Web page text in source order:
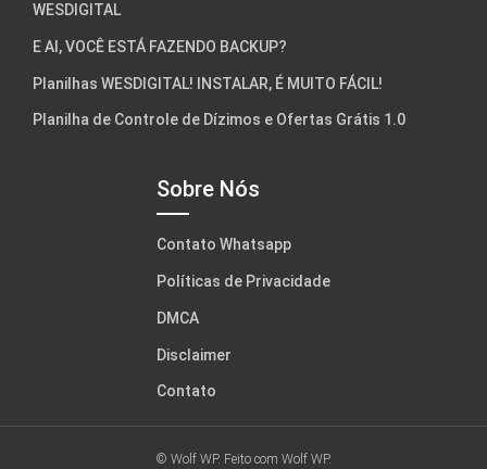
WESDIGITAL
E AI, VOCÊ ESTÁ FAZENDO BACKUP?
Planilhas WESDIGITAL! INSTALAR, É MUITO FÁCIL!
Planilha de Controle de Dízimos e Ofertas Grátis 1.0
Sobre Nós
Contato Whatsapp
Políticas de Privacidade
DMCA
Disclaimer
Contato
© Wolf WP. Feito com Wolf WP.